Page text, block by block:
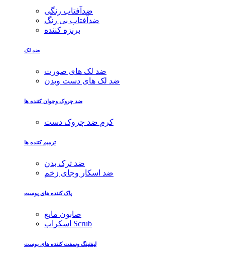
ضدآفتاب رنگی
ضدآفتاب بی رنگ
برنزه کننده
ضد لک
ضد لک های صورت
ضد لک های دست وبدن
ضد چروک وجوان کننده ها
کرم ضد چروک دست
ترمیم کننده ها
ضد ترک بدن
ضد اسکار وجای زخم
پاک کننده های پوست
صابون مایع
اسکراب Scrub
لیفتینگ وسفت کننده های پوست